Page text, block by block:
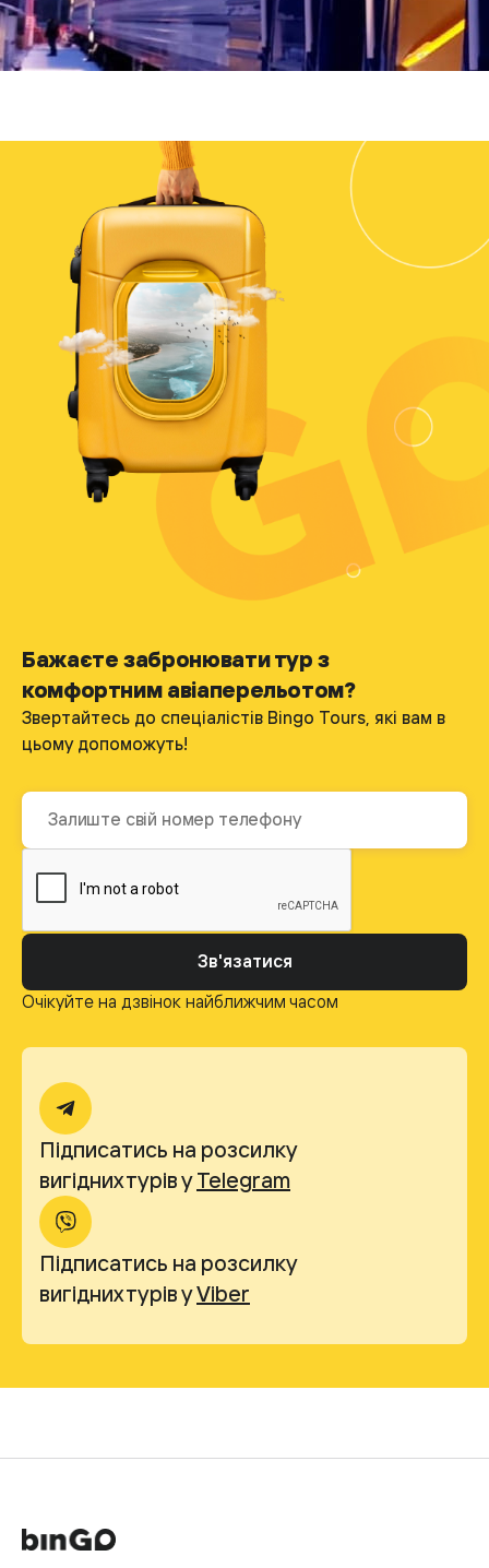
Бажаєте забронювати тур з
комфортним авіаперельотом?
Звертайтесь до спеціалістів Bingo Tours, які вам в
цьому допоможуть!
Зв'язатися
Очікуйте на дзвінок найближчим часом
Підписатись на розсилку
вигідних турів уTelegram
Підписатись на розсилку
вигідних турів уViber